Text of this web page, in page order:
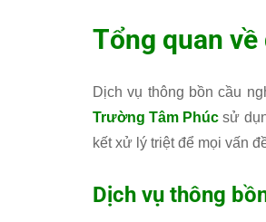
Tổng quan
Dịch vụ thông bồn cầu
Trường Tâm Phúc sử
kết xử lý triệt để mọi vấn
Dịch vụ thông